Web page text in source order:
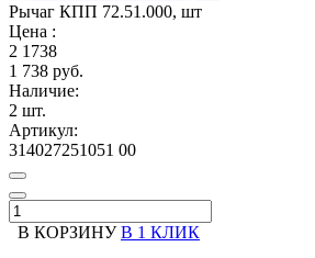
Рычаг КПП 72.51.000, шт
Цена :
2 1738
1 738 руб.
Наличие:
2 шт.
Артикул:
314027251051 00
В КОРЗИНУ В 1 КЛИК